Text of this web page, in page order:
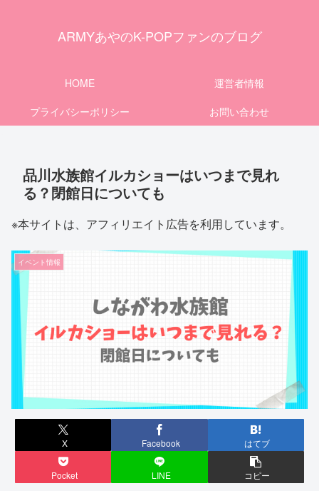
ARMYあやのK-POPファンのブログ
HOME
運営者情報
プライバシーポリシー
お問い合わせ
品川水族館イルカショーはいつまで見れ
る？閉館日についても
※本サイトは、アフィリエイト広告を利用しています。
イベント情報
X Facebook はてブ
Pocket LINE コピー